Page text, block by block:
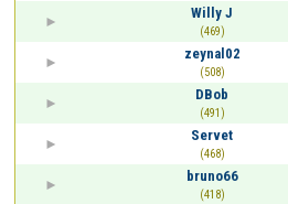
Willy J
(469)
zeynal02
(508)
DBob
(491)
Servet
(468)
bruno66
(418)